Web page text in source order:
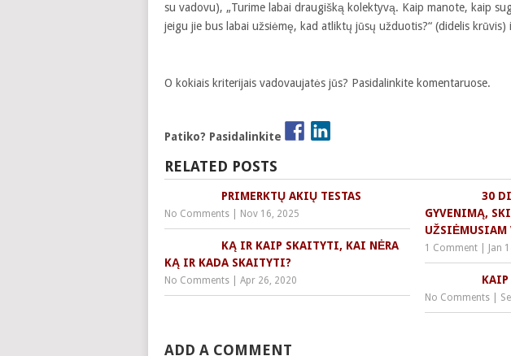
su vadovu), „Turime labai draugišką kolektyvą. Kaip manote, kaip
jeigu jie bus labai užsiėmę, kad atliktų jūsų užduotis?“ (didelis krūvis)
O kokiais kriterijais vadovaujatės jūs? Pasidalinkite komentaruose.
Patiko? Pasidalinkite
RELATED POSTS
PRIMERKTŲ AKIŲ TESTAS
No Comments Nov 16, 2025
30
GYVENIMĄ,
1 Comment Jan
KĄ IR KAIP SKAITYTI, KAI NĖRA
KĄ IR KADA SKAITYTI?
No Comments Apr 26, 2020 KAIP
No Comments
ADD A COMMENT